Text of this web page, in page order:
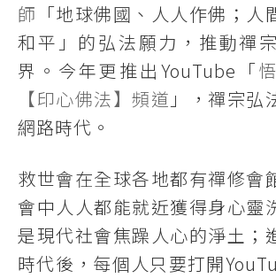
師 「地球佛國、人人作佛；人
和平」的弘法願力，推動禪
界。今年更推出YouTube「
【印心佛法】頻道 」，禪宗弘
網路時代。
救世會在全球各地都有禪修會
會中人人都能就近獲得身心靈
是現代社會焦躁人心的淨土；
時代後，每個人只要打開